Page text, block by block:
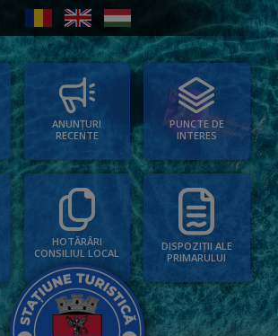
ANUNȚURI
RECENTE
PUNCTE DE
INTERES
HOTĂRÂRI
CONSILIUL LOCAL
DISPOZIȚII ALE
PRIMARULUI